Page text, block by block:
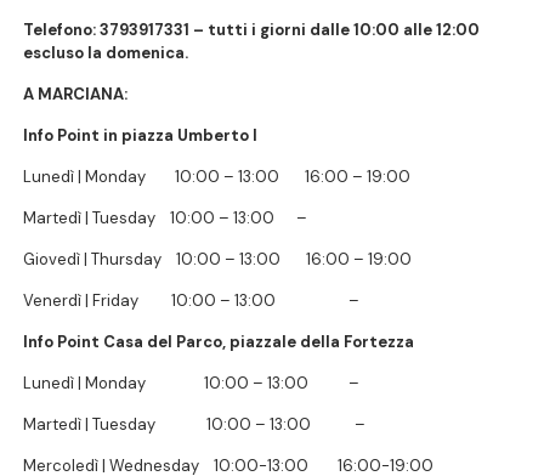
Telefono: 3793917331 – tutti i giorni dalle 10:00 alle 12:00
escluso la domenica.
A MARCIANA:
Info Point in piazza Umberto I
Lunedì | Monday 10:00 – 13:00 16:00 – 19:00
Martedì | Tuesday 10:00 – 13:00 –
Giovedì | Thursday 10:00 – 13:00 16:00 – 19:00
Venerdì | Friday 10:00 – 13:00 –
Info Point Casa del Parco, piazzale della Fortezza
Lunedì | Monday 10:00 – 13:00 –
Martedì | Tuesday 10:00 – 13:00 –
Mercoledì | Wednesday 10:00-13:00 16:00-19:00